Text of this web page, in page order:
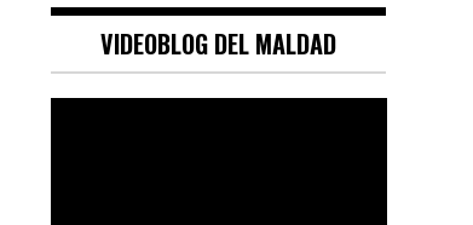
VIDEOBLOG DEL MALDAD